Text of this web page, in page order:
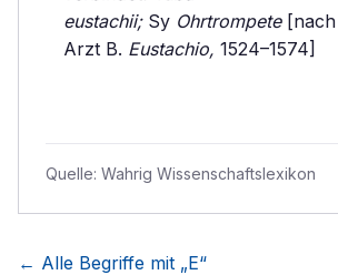
eustachii;Sy Ohrtrompete[nach
Arzt B. Eustachio, 1524–1574]
Quelle: Wahrig Wissenschaftslexikon
← Alle Begriffe mit „E“